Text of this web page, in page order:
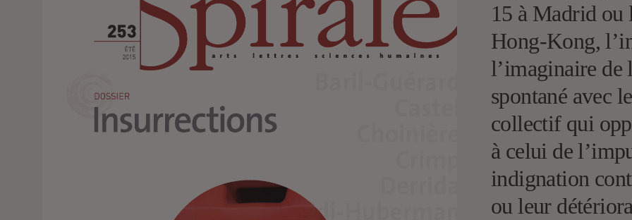
15 à Madrid ou
Hong-Kong,
l’imaginaire de
spontané avec
collectif qui
à celui de
indignation
ou leur